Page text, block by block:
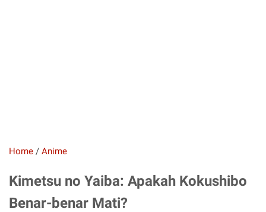
Home / Anime
Kimetsu no Yaiba: Apakah Kokushibo
Benar-benar Mati?